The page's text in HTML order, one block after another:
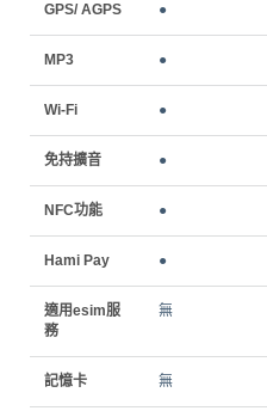
GPS/ AGPS ●
MP3 ●
Wi-Fi ●
免持擴音 ●
NFC功能 ●
Hami Pay ●
適用esim服
務
無
記憶卡 無